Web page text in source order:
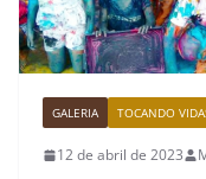
GALERIA TOCANDO
12 de abril de 2023